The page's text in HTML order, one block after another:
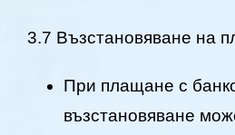
3.7 Възстановяване на
При плащане с
възстановяване